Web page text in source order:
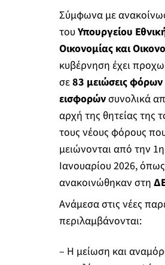
Σύμφωνα με
τουΥπουργείου
Οικονομίας και
κυβέρνηση έχει
σε83 μειώσεις φόρων
εισφορώνσυνολικά
αρχή της θητείας της
τους νέους φόρους
μειώνονται από την 1η
Ιανουαρίου 2026, όπως
ανακοινώθηκαν στη
Ανάμεσα στις νέες
περιλαμβάνονται:
– Η μείωση και